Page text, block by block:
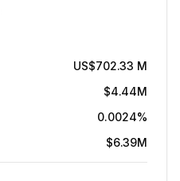
US$702.33 M
$4.44M
0.0024%
$6.39M